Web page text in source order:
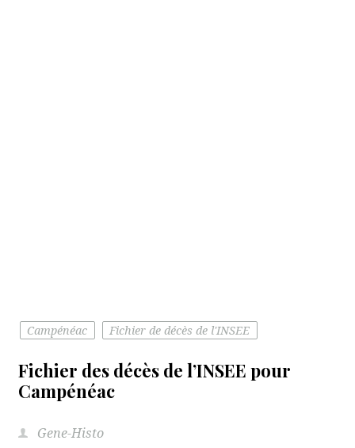
Campénéac Fichier de décès de l'INSEE
Fichier des décès de l’INSEE pour
Campénéac
Gene-Histo